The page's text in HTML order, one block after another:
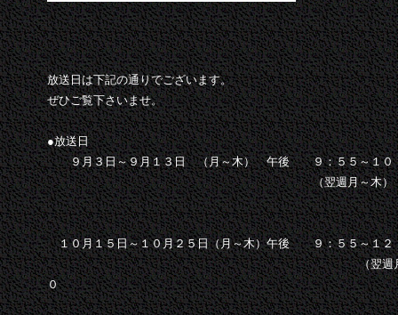
放送日は下記の通りでございます。
ぜひご覧下さいませ。
●放送日
９月３日～９月１３日 （月～木） 午後 ９：５５～１０
（翌週月～木） 午前１１：５
１０月１５日～１０月２５日（月～木）午後 ９：５５～１２
（翌週月～木）午前１１：
０